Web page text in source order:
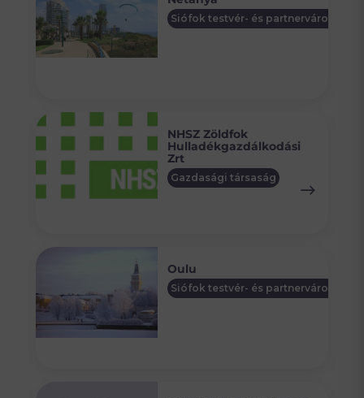
Siófok testvér- és partnervárosai
NHSZ Zöldfok
Hulladékgazdálkodási
Zrt
Gazdasági társaság
Oulu
Siófok testvér- és partnervárosai